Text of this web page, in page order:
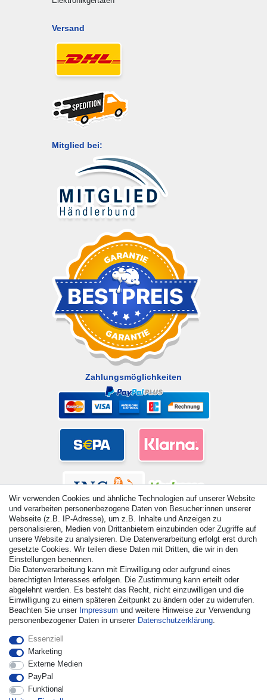
Versand
Mitglied bei:
Zahlungsmöglichkeiten
© Copyright 2026 | Alle Rechte vorbehalten. - Alle Rechte
vorbehalten. Preisangaben inkl. gesetzl. 19% MwSt. |
Grundpreise siehe Artikeldetail | *Gilt für Lieferungen nach
Deutschland!
Vertrag widerrufen Kontakt
Wir verwenden Cookies und ähnliche Technologien auf unserer Website
und verarbeiten personenbezogene Daten von Besucher:innen unserer
Webseite (z.B. IP-Adresse), um z.B. Inhalte und Anzeigen zu
personalisieren, Medien von Drittanbietern einzubinden oder Zugriffe auf
unsere Website zu analysieren. Die Datenverarbeitung erfolgt erst durch
gesetzte Cookies. Wir teilen diese Daten mit Dritten, die wir in den
Einstellungen benennen.
Die Datenverarbeitung kann mit Einwilligung oder aufgrund eines
berechtigten Interesses erfolgen. Die Zustimmung kann erteilt oder
abgelehnt werden. Es besteht das Recht, nicht einzuwilligen und die
Einwilligung zu einem späteren Zeitpunkt zu ändern oder zu widerrufen.
Beachten Sie unser Impressum und weitere Hinweise zur Verwendung
personenbezogener Daten in unserer Daten­schutz­erklärung.
Essenziell
Marketing
Externe Medien
PayPal
Funktional